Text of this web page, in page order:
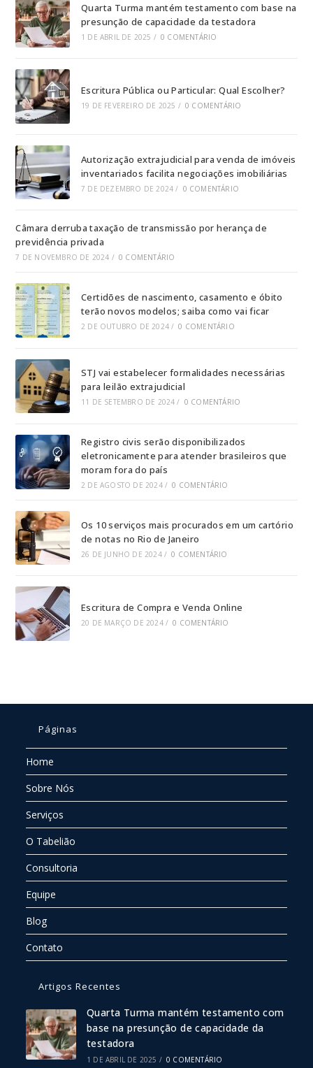
Quarta Turma mantém testamento com base na
presunção de capacidade da testadora
1 DE ABRIL DE 2025 / 0 COMENTÁRIO
Escritura Pública ou Particular: Qual Escolher?
19 DE FEVEREIRO DE 2025 / 0 COMENTÁRIO
Autorização extrajudicial para venda de imóveis
inventariados facilita negociações imobiliárias
7 DE DEZEMBRO DE 2024 / 0 COMENTÁRIO
Câmara derruba taxação de transmissão por herança de
previdência privada
7 DE NOVEMBRO DE 2024 / 0 COMENTÁRIO
Certidões de nascimento, casamento e óbito
terão novos modelos; saiba como vai ficar
2 DE OUTUBRO DE 2024 / 0 COMENTÁRIO
STJ vai estabelecer formalidades necessárias
para leilão extrajudicial
11 DE SETEMBRO DE 2024 / 0 COMENTÁRIO
Registro civis serão disponibilizados
eletronicamente para atender brasileiros que
moram fora do país
2 DE AGOSTO DE 2024 / 0 COMENTÁRIO
Os 10 serviços mais procurados em um cartório
de notas no Rio de Janeiro
26 DE JUNHO DE 2024 / 0 COMENTÁRIO
Escritura de Compra e Venda Online
20 DE MARÇO DE 2024 / 0 COMENTÁRIO
Páginas
Home
Sobre Nós
Serviços
O Tabelião
Consultoria
Equipe
Blog
Contato
Artigos Recentes
Quarta Turma mantém testamento com
base na presunção de capacidade da
testadora
1 DE ABRIL DE 2025 / 0 COMENTÁRIO